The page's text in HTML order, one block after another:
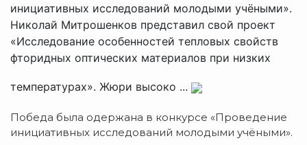
инициативных исследований молодыми учёными».
Николай Митрошенков представил свой проект
«Исследование особенностей тепловых свойств
фторидных оптических материалов при низких
температурах». Жюри высоко ...
Победа была одержана в конкурсе «Проведение
инициативных исследований молодыми учёными».